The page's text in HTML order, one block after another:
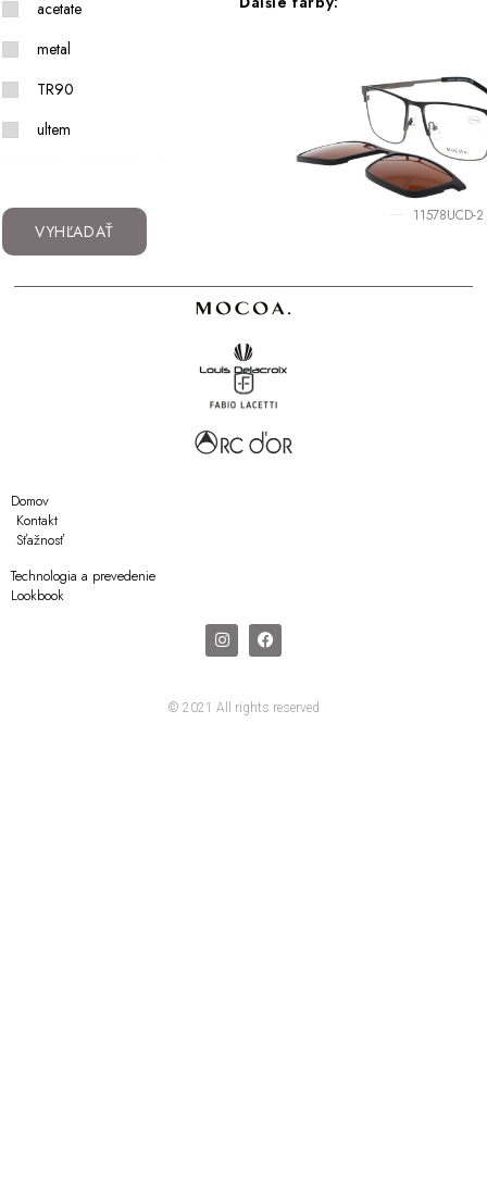
acetate
metal
TR90
ultem
VYHĽADAŤ
11578UCD-2
Domov
Kontakt
Sťažnosť
Technologia a prevedenie
Lookbook
© 2021 All rights reserved